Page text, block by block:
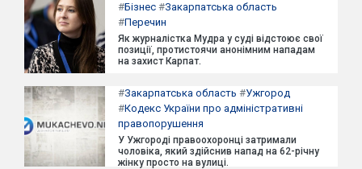
#Бізнес #Закарпатська область
#Перечин
Як журналістка Мудра у суді відстоює свої
позиції, протистоячи анонімним нападам
на захист Карпат.
#Закарпатська область #Ужгород
#Кодекс України про адміністративні
правопорушення
У Ужгороді правоохоронці затримали
чоловіка, який здійснив напад на 62-річну
жінку просто на вулиці.